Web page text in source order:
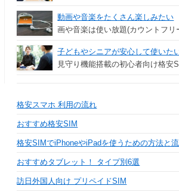
動画や音楽をたくさん楽しみたい
画や音楽は使い放題(カウントフリ
子どもやシニアが安心して使いた
見守り機能搭載の初心者向け格安
格安スマホ 利用の流れ
おすすめ格安SIM
格安SIMでiPhoneやiPadを使うための方法と
おすすめタブレット！ タイプ別6選
訪日外国人向け プリペイドSIM